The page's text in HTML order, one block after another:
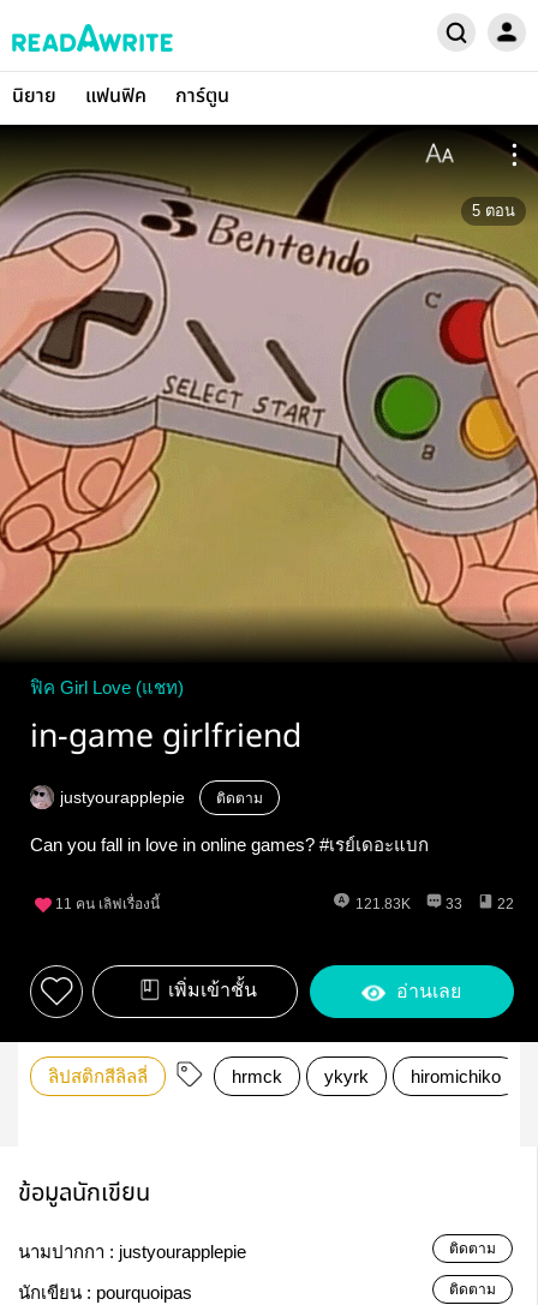
นิยาย แฟนฟิค การ์ตูน
5 ตอน
ฟิค Girl Love (แชท)
in-game girlfriend
justyourapplepie ติดตาม
Can you fall in love in online games? #เรย์เดอะแบก
11 คน เลิฟเรื่องนี้ 121.83K 33 22
เพิ่มเข้าชั้น อ่านเลย
ลิปสติกสีลิลลี่ hrmck ykyrk hiromichiko
ข้อมูลนักเขียน
นามปากกา : justyourapplepie ติดตาม
นักเขียน : pourquoipas ติดตาม